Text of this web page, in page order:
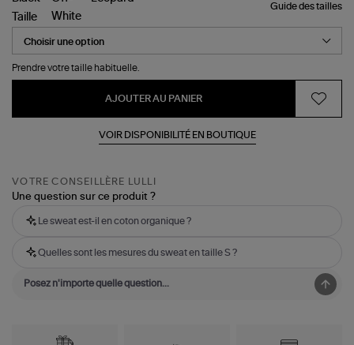
Guide des tailles
Taille
Prendre votre taille habituelle.
AJOUTER AU PANIER
VOIR DISPONIBILITÉ EN BOUTIQUE
VOTRE CONSEILLÈRE LULLI
Une question sur ce produit ?
Le sweat est-il en coton organique ?
Quelles sont les mesures du sweat en taille S ?